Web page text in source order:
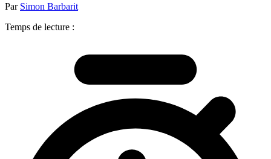
Par Simon Barbarit
Temps de lecture :